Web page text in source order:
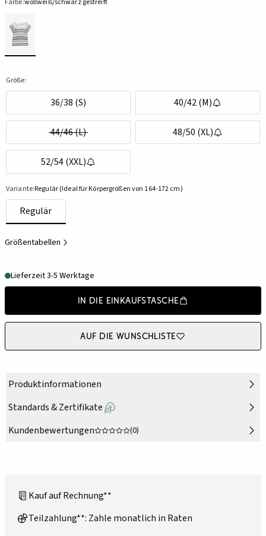
Farbe:wollweiß/schwarz gestreift
Größe:
36/38 (S) 40/42 (M)
44/46 (L) 48/50 (XL)
52/54 (XXL)
Variante:Regulär (Ideal für Körpergrößen von 164-172 cm)
Regulär
Größentabellen
Lieferzeit 3-5 Werktage
In die Einkaufstasche
Auf die Wunschliste
Produktinformationen
Standards & Zertifikate
Kundenbewertungen
(0)
Kauf auf Rechnung**
Teilzahlung**: Zahle monatlich in Raten